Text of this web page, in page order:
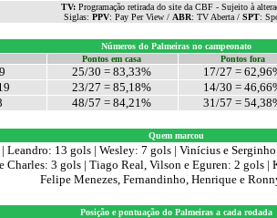
TV: Programação retirada do site da CBF - Sujeito à
Siglas: PPV: Pay Per View / ABR: TV Aberta / SPT:
Números do Palmeiras no campeonato
Pontos em casa Pontos fora
25/30 = 83,33%
17/27 =
23/27 = 85,18% 14/30 =
48/57 = 84,21% 31/57 =
Quem marcou
Leandro: 13 gols | Wesley: 7 gols | Vinícius e
Charles: 3 gols | Tiago Real, Vilson e Eguren: 2 gols |
Felipe Menezes, Fernandinho, Henrique e
Posição e pontuação do Palmeiras a cada rodada